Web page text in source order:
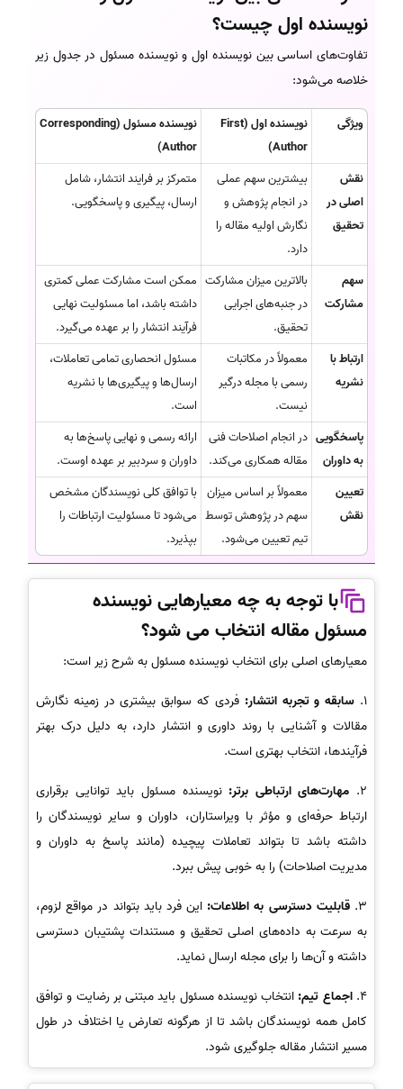
نویسنده اول چیست؟
تفاوت‌های اساسی بین نویسنده اول و نویسنده مسئول در جدول زیر
خلاصه می‌شود:
ویژگی
نویسنده اول (First
Author)
نویسنده مسئول (Corresponding
Author)
نقش
اصلی در
تحقیق
بیشترین سهم عملی
در انجام پژوهش و
نگارش اولیه مقاله را
دارد.
متمرکز بر فرایند انتشار، شامل
ارسال، پیگیری و پاسخگویی.
سهم
مشارکت
بالاترین میزان مشارکت
در جنبه‌های اجرایی
تحقیق.
ممکن است مشارکت عملی کمتری
داشته باشد، اما مسئولیت نهایی
فرآیند انتشار را بر عهده می‌گیرد.
ارتباط با
نشریه
معمولاً در مکاتبات
رسمی با مجله درگیر
نیست.
مسئول انحصاری تمامی تعاملات،
ارسال‌ها و پیگیری‌ها با نشریه
است.
پاسخگویی
به داوران
در انجام اصلاحات فنی
مقاله همکاری می‌کند.
ارائه رسمی و نهایی پاسخ‌ها به
داوران و سردبیر بر عهده اوست.
تعیین
نقش
معمولاً بر اساس میزان
سهم در پژوهش توسط
تیم تعیین می‌شود.
با توافق کلی نویسندگان مشخص
می‌شود تا مسئولیت ارتباطات را
بپذیرد.
با توجه به چه معیارهایی نویسنده
مسئول مقاله انتخاب می شود؟
معیارهای اصلی برای انتخاب نویسنده مسئول به شرح زیر است:
1. سابقه و تجربه انتشار: فردی که سوابق بیشتری در زمینه نگارش
مقالات و آشنایی با روند داوری و انتشار دارد، به دلیل درک بهتر
فرآیندها، انتخاب بهتری است.
2. مهارت‌های ارتباطی برتر: نویسنده مسئول باید توانایی برقراری
ارتباط حرفه‌ای و مؤثر با ویراستاران، داوران و سایر نویسندگان را
داشته باشد تا بتواند تعاملات پیچیده (مانند پاسخ به داوران و
مدیریت اصلاحات) را به خوبی پیش ببرد.
3. قابلیت دسترسی به اطلاعات: این فرد باید بتواند در مواقع لزوم،
به سرعت به داده‌های اصلی تحقیق و مستندات پشتیبان دسترسی
داشته و آن‌ها را برای مجله ارسال نماید.
4. اجماع تیم: انتخاب نویسنده مسئول باید مبتنی بر رضایت و توافق
کامل همه نویسندگان باشد تا از هرگونه تعارض یا اختلاف در طول
مسیر انتشار مقاله جلوگیری شود.